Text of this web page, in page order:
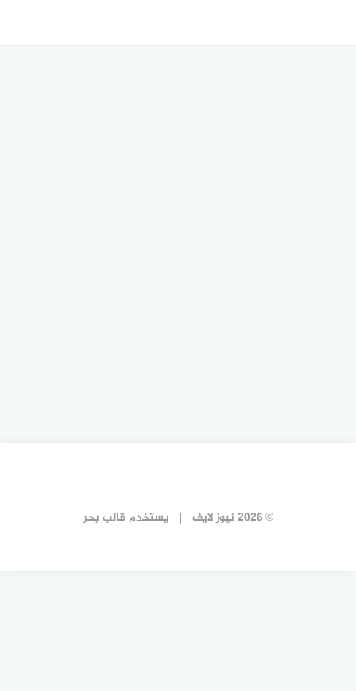
© 2026 نيوز لايف يستخدم قالب بحر